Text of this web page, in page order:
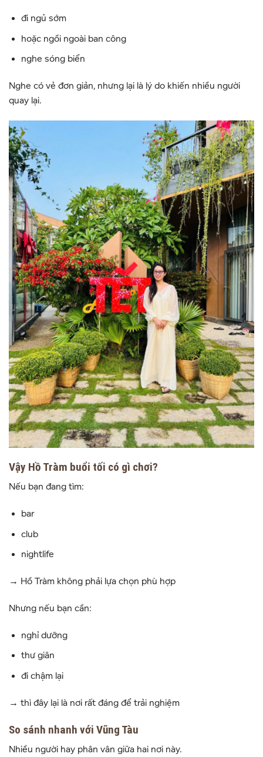
đi ngủ sớm
hoặc ngồi ngoài ban công
nghe sóng biển
Nghe có vẻ đơn giản, nhưng lại là lý do khiến nhiều người
quay lại.
Vậy Hồ Tràm buổi tối có gì chơi?
Nếu bạn đang tìm:
bar
club
nightlife
→ Hồ Tràm không phải lựa chọn phù hợp
Nhưng nếu bạn cần:
nghỉ dưỡng
thư giãn
đi chậm lại
→ thì đây lại là nơi rất đáng để trải nghiệm
So sánh nhanh với Vũng Tàu
Nhiều người hay phân vân giữa hai nơi này.